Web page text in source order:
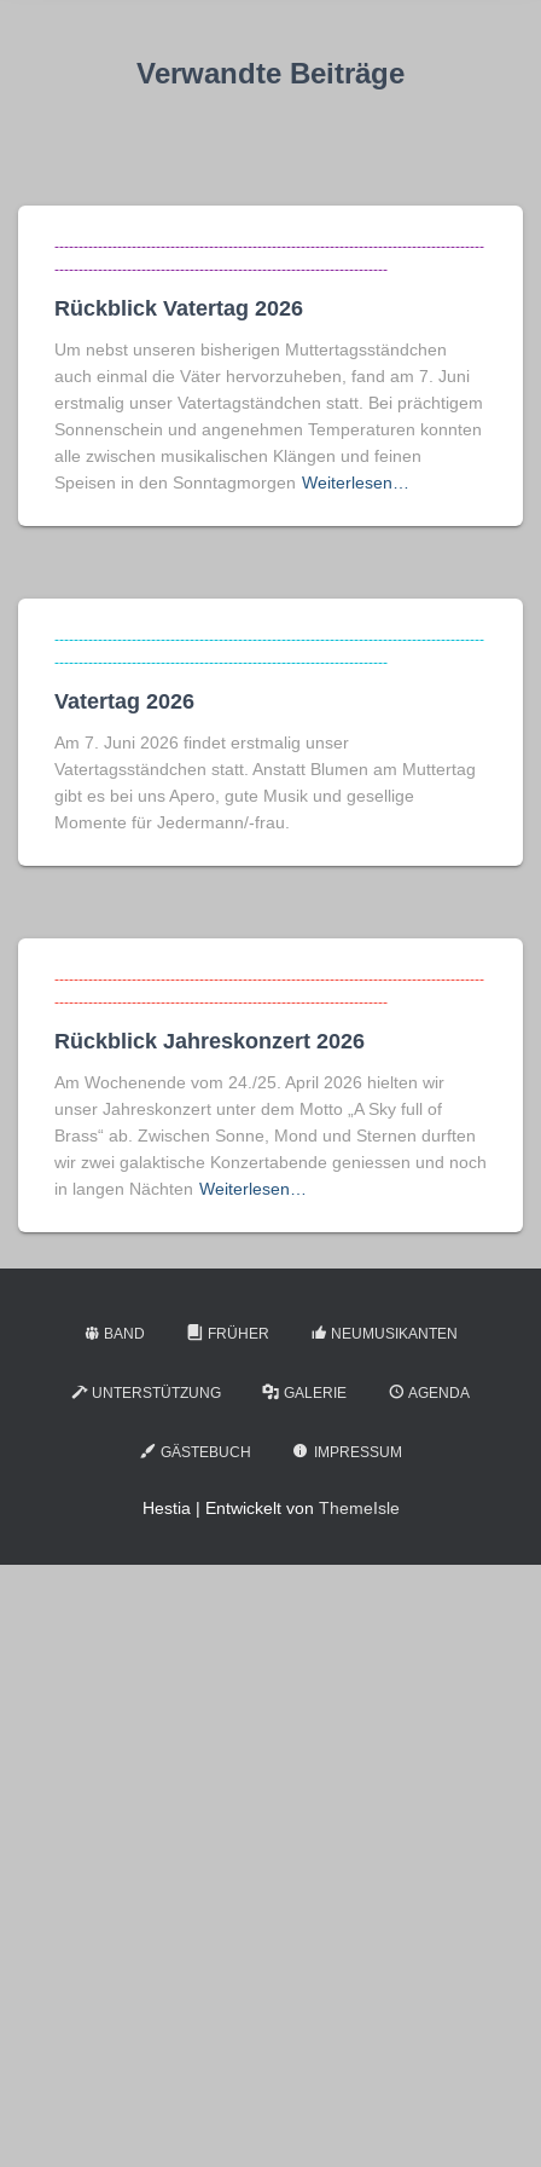
Verwandte Beiträge
-----------------------------------------------------------------------------------------
---------------------------------------------------------------------
Rückblick Vatertag 2026
Um nebst unseren bisherigen Muttertagsständchen
auch einmal die Väter hervorzuheben, fand am 7. Juni
erstmalig unser Vatertagständchen statt. Bei prächtigem
Sonnenschein und angenehmen Temperaturen konnten
alle zwischen musikalischen Klängen und feinen
Speisen in den Sonntagmorgen Weiterlesen…
-----------------------------------------------------------------------------------------
---------------------------------------------------------------------
Vatertag 2026
Am 7. Juni 2026 findet erstmalig unser
Vatertagsständchen statt. Anstatt Blumen am Muttertag
gibt es bei uns Apero, gute Musik und gesellige
Momente für Jedermann/-frau.
-----------------------------------------------------------------------------------------
---------------------------------------------------------------------
Rückblick Jahreskonzert 2026
Am Wochenende vom 24./25. April 2026 hielten wir
unser Jahreskonzert unter dem Motto „A Sky full of
Brass“ ab. Zwischen Sonne, Mond und Sternen durften
wir zwei galaktische Konzertabende geniessen und noch
in langen Nächten Weiterlesen…
BAND FRÜHER NEUMUSIKANTEN
UNTERSTÜTZUNG GALERIE AGENDA
GÄSTEBUCH IMPRESSUM
Hestia | Entwickelt von ThemeIsle